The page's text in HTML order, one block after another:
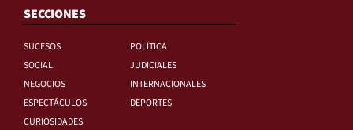
SECCIONES
SUCESOS
POLÍTICA
SOCIAL
JUDICIALES
NEGOCIOS
INTERNACIONALES
ESPECTÁCULOS
DEPORTES
CURIOSIDADES